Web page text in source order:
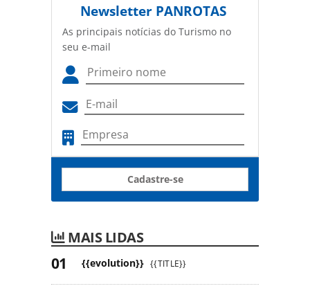
Newsletter PANROTAS
As principais notícias do Turismo no
seu e-mail
Cadastre-se
MAIS LIDAS
{{evolution}} {{TITLE}}